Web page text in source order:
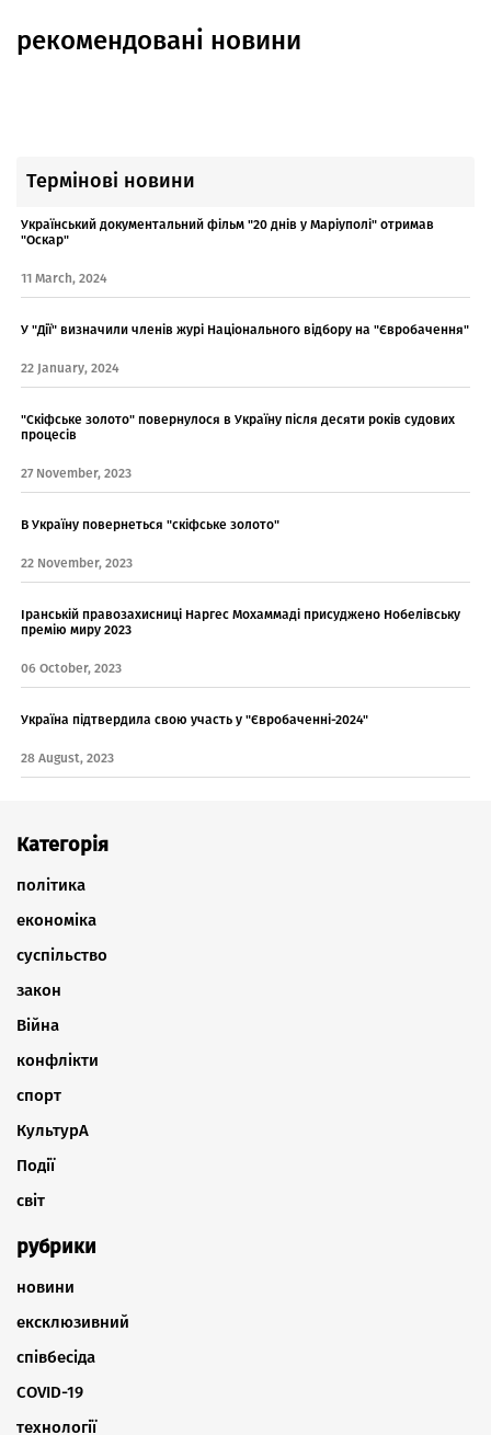
рекомендовані новини
Термінові новини
Український документальний фільм "20 днів у Маріуполі" отримав
"Оскар"
11 March, 2024
У "Дії" визначили членів журі Національного відбору на "Євробачення"
22 January, 2024
"Скіфське золото" повернулося в Україну після десяти років судових
процесів
27 November, 2023
В Україну повернеться "скіфське золото"
22 November, 2023
Іранській правозахисниці Наргес Мохаммаді присуджено Нобелівську
премію миру 2023
06 October, 2023
Україна підтвердила свою участь у "Євробаченні-2024"
28 August, 2023
Категорія
політика
економіка
суспільство
закон
Війна
конфлікти
спорт
КультурА
Події
світ
рубрики
новини
ексклюзивний
співбесіда
COVID-19
технології